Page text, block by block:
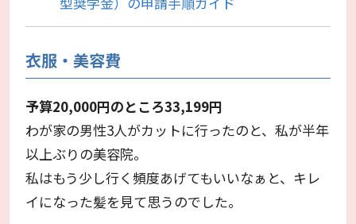
衣服・美容費
予算20,000円のところ33,199円
わが家の男性3人がカットに行ったのと、私が半年
以上ぶりの美容院。
私はもう少し行く頻度あげてもいいなぁと、キレ
イになった髪を見て思うのでした。